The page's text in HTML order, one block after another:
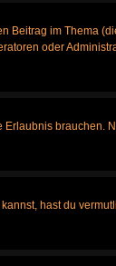
Beitrag im Thema
oder
brauchen.
hast du